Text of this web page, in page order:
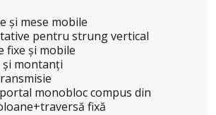
și mese mobile
pentru strung vertical
fixe și mobile
și montanți
monobloc compus din
fixă